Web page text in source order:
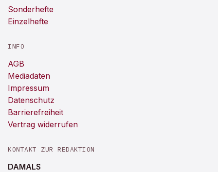
Sonderhefte
Einzelhefte
INFO
AGB
Mediadaten
Impressum
Datenschutz
Barrierefreiheit
Vertrag widerrufen
KONTAKT ZUR REDAKTION
DAMALS